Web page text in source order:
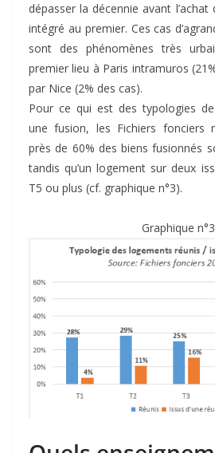
dépasser la décennie avant l’achat
intégré au premier. Ces cas
sont des phénomènes très
premier lieu à Paris intramuros
par Nice (2% des cas).
Pour ce qui est des typologies
une fusion, les Fichiers fonciers
près de 60% des biens fusionnés
tandis qu’un logement sur deux
T5 ou plus (cf. graphique n°3).
Graphique n°3